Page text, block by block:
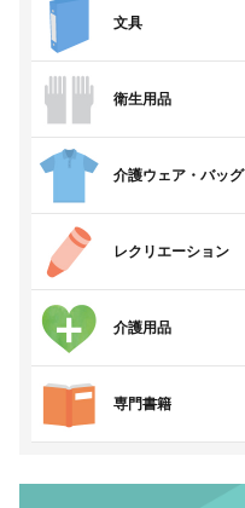
文具
衛生用品
介護ウェア・バッグ
レクリエーション
介護用品
専門書籍